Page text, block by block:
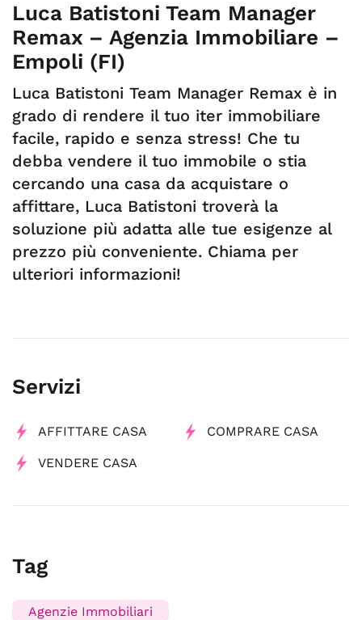
Luca Batistoni Team Manager
Remax – Agenzia Immobiliare –
Empoli (FI)
Luca Batistoni Team Manager Remax è in
grado di rendere il tuo iter immobiliare
facile, rapido e senza stress! Che tu
debba vendere il tuo immobile o stia
cercando una casa da acquistare o
affittare, Luca Batistoni troverà la
soluzione più adatta alle tue esigenze al
prezzo più conveniente. Chiama per
ulteriori informazioni!
Servizi
AFFITTARE CASA COMPRARE CASA
VENDERE CASA
Tag
Agenzie Immobiliari